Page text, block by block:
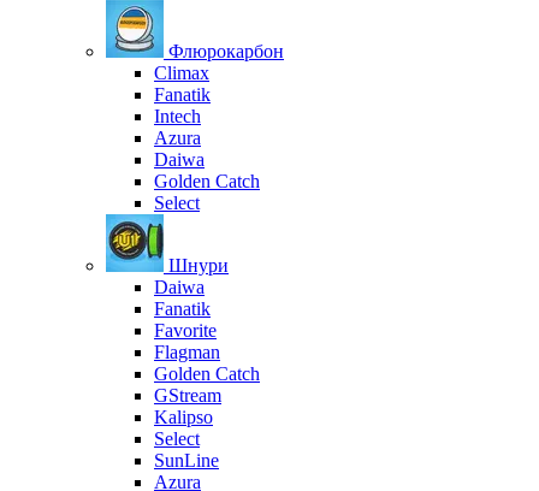
Флюрокарбон
Climax
Fanatik
Intech
Azura
Daiwa
Golden Catch
Select
Шнури
Daiwa
Fanatik
Favorite
Flagman
Golden Catch
GStream
Kalipso
Select
SunLine
Azura